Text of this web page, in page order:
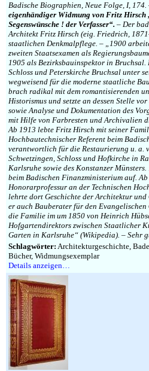
Badische Biographien, Neue Folge, I, 174.
eigenhändiger Widmung von Fritz
Segenswünsche ! der Verfasser“. – Der
Architekt Fritz Hirsch (eig. Friedrich,
staatlichen Denkmalpflege. – „1900
zweiten Staatsexamen als
1905 als Bezirksbauinspektor in
Schloss und Peterskirche Bruchsal unter
wegweisend für die moderne staatliche
brach radikal mit dem romantisierenden
Historismus und setzte an dessen Stelle
sowie Analyse und Dokumentation des
mit Hilfe von Farbresten und Archivalien
Ab 1913 lebte Fritz Hirsch mit seiner
Hochbautechnischer Referent beim
verantwortlich für die Restaurierung u. a.
Schwetzingen, Schloss und Hofkirche in
Karlsruhe sowie des Konstanzer
beim Badischen Finanzministerium auf.
Honorarprofessur an der Technischen
lehrte dort Geschichte der Architektur
er auch Bauberater für den
die Familie im um 1850 von Heinrich
Hofgartendirektors zwischen Staatlicher
Garten in Karlsruhe“ (Wikipedia). – Sehr
Schlagwörter: Architekturgeschichte,
Bücher, Widmungsexemplar
Details anzeigen…